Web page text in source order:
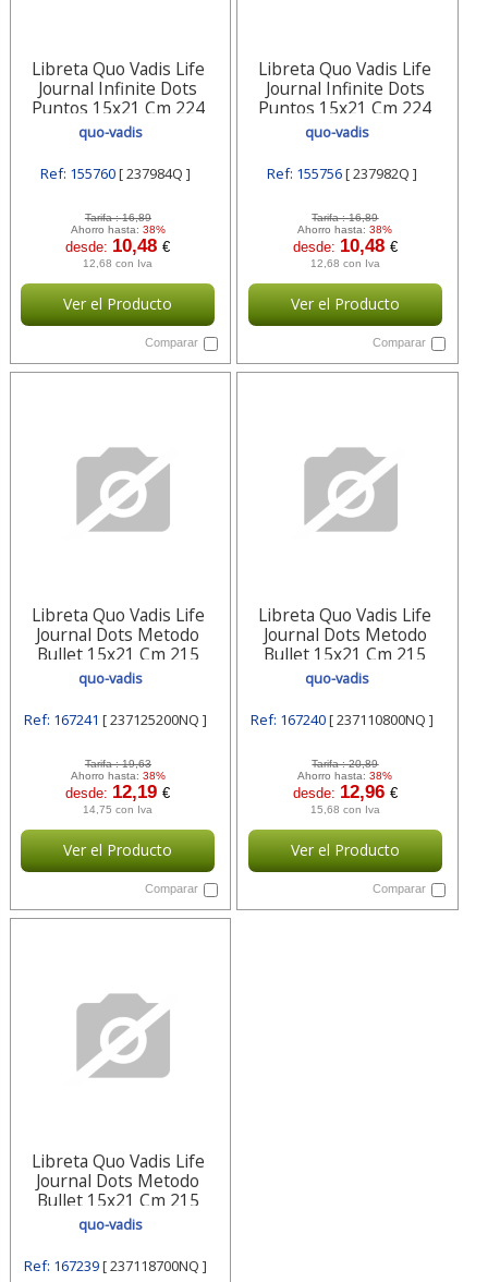
Libreta Quo Vadis Life
Journal Infinite Dots
Puntos 15x21 Cm 224
Hojas 237984q Quo-vadis
quo-vadis
Ref: 155760[ 237984Q ]
Tarifa :16,89
Ahorro hasta: 38%
desde: 10,48€
12,68 con Iva
Ver el Producto
Comparar
Libreta Quo Vadis Life
Journal Infinite Dots
Puntos 15x21 Cm 224
Hojas 237982q Quo-vadis
quo-vadis
Ref: 155756[ 237982Q ]
Tarifa :16,89
Ahorro hasta:38%
desde: 10,48 €
12,68 con Iva
Ver el Producto
Comparar
Libreta Quo Vadis Life
Journal Dots Metodo
Bullet 15x21 Cm 215
Hojas 237125200nq Quo-
quo-vadis
Ref: 167241 [ 237125200NQ ]
Tarifa :19,63
Ahorro hasta: 38%
desde: 12,19€
14,75 con Iva
Ver el Producto
Comparar
Libreta Quo Vadis Life
Journal Dots Metodo
Bullet 15x21 Cm 215
Hojas 237110800nq Quo-
quo-vadis
Ref: 167240[ 237110800NQ ]
Tarifa :20,89
Ahorro hasta:38%
desde: 12,96 €
15,68 con Iva
Ver el Producto
Comparar
Libreta Quo Vadis Life
Journal Dots Metodo
Bullet 15x21 Cm 215
Hojas 237118700nq Quo-
quo-vadis
Ref: 167239[ 237118700NQ ]